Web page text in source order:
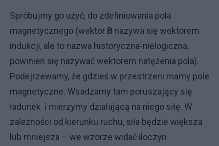
Spróbujmy go użyć, do zdefiniowania pola
magnetycznego (wektor B nazywa się wektorem
indukcji, ale to nazwa historyczna-nielogiczna,
powinien się nazywać wektorem natężenia pola).
Podejrzewamy, że gdzieś w przestrzeni mamy pole
magnetyczne. Wsadzamy tam poruszający się
ładunek i mierzymy działającą na niego siłę. W
zależności od kierunku ruchu, siła będzie większa
lub mniejsza – we wzorze widać iloczyn